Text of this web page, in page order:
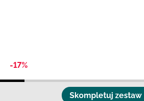
-17%
Skompletuj zestaw